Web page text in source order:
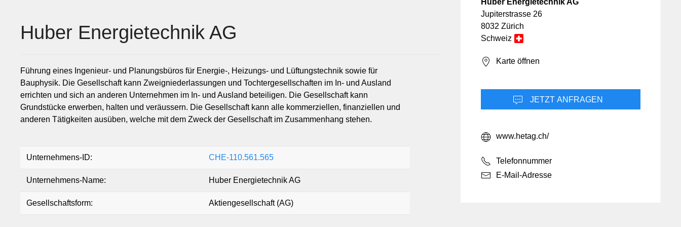
Informatik & Web
Mobilität
Schmuck & Uhren
Sicherheit
Unternehmensberatung
Huber Energietechnik AG
Führung eines Ingenieur- und Planungsbüros für Energie-, Heizungs- und Lüftungstechnik sowie für
Bauphysik. Die Gesellschaft kann Zweigniederlassungen und Tochtergesellschaften im In- und Ausland
errichten und sich an anderen Unternehmen im In- und Ausland beteiligen. Die Gesellschaft kann
Grundstücke erwerben, halten und veräussern. Die Gesellschaft kann alle kommerziellen, finanziellen und
anderen Tätigkeiten ausüben, welche mit dem Zweck der Gesellschaft im Zusammenhang stehen.
Unternehmens-ID: CHE-110.561.565
Unternehmens-Name: Huber Energietechnik AG
Gesellschaftsform: Aktiengesellschaft (AG)
Huber Energietechnik AG
Jupiterstrasse 26
8032 Zürich
Schweiz
Karte öffnen
JETZT ANFRAGEN
www.hetag.ch/
Telefonnummer
E-Mail-Adresse